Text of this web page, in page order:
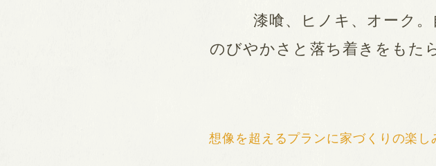
漆喰、ヒノキ、オーク
のびやかさと落ち着きをもた
想像を超えるプランに家づくりの楽し